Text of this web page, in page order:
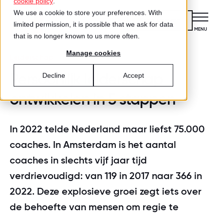
We use a cookie to store your preferences. With
limited permission, it is possible that we ask for data
that is no longer known to us more often.
Manage cookies
Accept
Decline
Kennismaken
MENU
CLOSE
VOOR ORGANISATIES
Wat is certificering?
VOOR MEDEWERKERS
Gecertificeerde organisaties
TEST
Is jouw organisatie een great place
to work?
Diensten
Certificering
Best Workplaces
Culture Coaching
ZO WERKT HET
Hoe werkt het?
Aanmelden
LIJSTEN
Best Workplaces™ Nederland
Inspiratie
Blog
Over ons
Ons verhaal
Persoonlijk leiderschap
ontwikkelen in 5 stappen
In 2022 telde Nederland maar liefst 75.000
coaches. In Amsterdam is het aantal
coaches in slechts vijf jaar tijd
verdrievoudigd: van 119 in 2017 naar 366 in
2022. Deze explosieve groei zegt iets over
de behoefte van mensen om regie te